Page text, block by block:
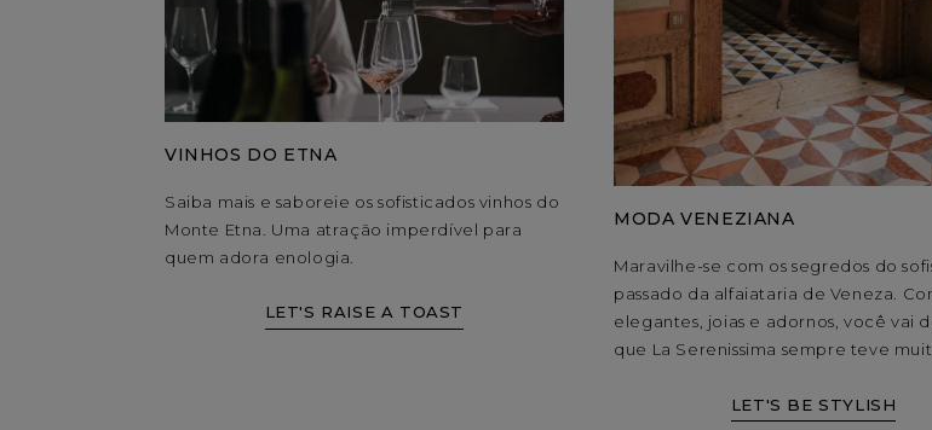
MODA VENEZIANA
Maravilhe-se com os segredos do
passado da alfaiataria de Veneza.
elegantes, joias e adornos, você vai
que La Serenissima sempre teve
LET'S BE STYLISH
VINHOS DO ETNA
Saiba mais e saboreie os sofisticados vinhos do
Monte Etna. Uma atração imperdível para
quem adora enologia.
LET'S RAISE A TOAST